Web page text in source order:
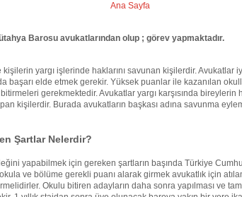
Ana Sayfa
Barosu avukatlarından olup ; görev yapmaktadır.
kişilerin yargı işlerinde haklarını savunan kişilerdir. Avukatlar
başarı elde etmek gerekir. Yüksek puanlar ile kazanılan
bitirmeleri gerekmektedir. Avukatlar yargı karşısında
kişilerdir. Burada avukatların başkası adına savunma
Şartlar Nelerdir?
yapabilmek için gereken şartların başında Türkiye
ve bölüme gerekli puanı alarak girmek avukatlık için
Okulu bitiren adayların daha sonra yapılması ve